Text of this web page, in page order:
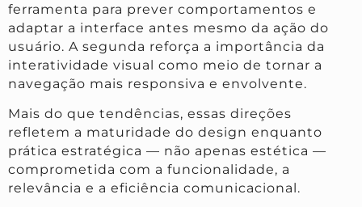
ferramenta para prever comportamentos e
adaptar a interface antes mesmo da ação do
usuário. A segunda reforça a importância da
interatividade visual como meio de tornar a
navegação mais responsiva e envolvente.
Mais do que tendências, essas direções
refletem a maturidade do design enquanto
prática estratégica — não apenas estética —
comprometida com a funcionalidade, a
relevância e a eficiência comunicacional.